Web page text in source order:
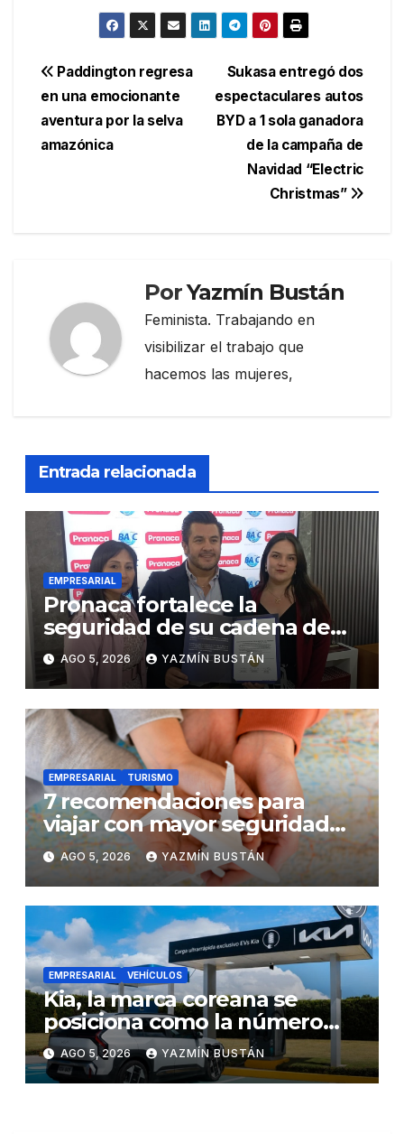
Navegación
de
entradas
Sukasa entregó dos
espectaculares autos
BYD a 1 sola ganadora
de la campaña de
Navidad “Electric
Christmas”
Paddington regresa
en una emocionante
aventura por la selva
amazónica
PorYazmín Bustán
Feminista. Trabajando en
visibilizar el trabajo que
hacemos las mujeres,
Entrada relacionada
EMPRESARIAL
Pronaca fortalece la
seguridad de su cadena de
suministro con certificación
BASC en dos plantas
AGO 5, 2026 YAZMÍN BUSTÁN
EMPRESARIAL TURISMO
7 recomendaciones para
viajar con mayor seguridad
dentro y fuera del Ecuador
AGO 5, 2026 YAZMÍN BUSTÁN
EMPRESARIAL VEHÍCULOS
Kia, la marca coreana se
posiciona como la número
uno en ventas de vehículos
eléctricos en Ecuador
durante julio
AGO 5, 2026 YAZMÍN BUSTÁN